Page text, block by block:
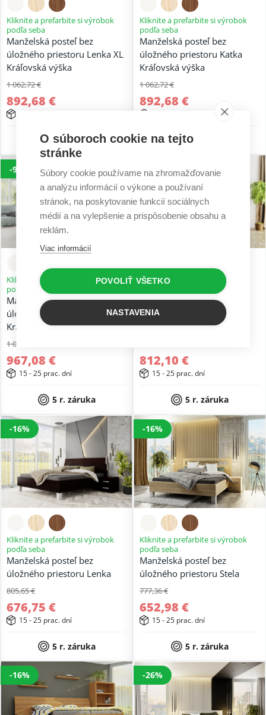
Kliknite a prefarbite si výrobok
podľa seba
Manželská posteľ bez
úložného priestoru Lenka XL
Kráľovská výška
1 062,72 €
892,68 €
5 r. záruka
Kliknite a prefarbite si výrobok
podľa seba
Manželská posteľ bez
úložného priestoru Katka
Kráľovská výška
1 062,72 €
892,68 €
5 r. záruka
-9%
Kliknite a prefarbite si výrobok
podľa seba
Manželská posteľ bez
úložného priestoru Danka
Kráľovská výška
1 062,72 €
967,08 €
15 - 25 prac. dní
5 r. záruka
-16%
Kliknite a prefarbite si výrobok
Manželská posteľ bez
úložného priestoru Stela
Kráľovská výška
812,10 €
15 - 25 prac. dní
5 r. záruka
-16%
Kliknite a prefarbite si výrobok
podľa seba
Manželská posteľ bez
úložného priestoru Lenka
805,65 €
676,75 €
15 - 25 prac. dní
5 r. záruka
-16%
Kliknite a prefarbite si výrobok
podľa seba
Manželská posteľ bez
úložného priestoru Stela
777,36 €
652,98 €
15 - 25 prac. dní
5 r. záruka
-16% -26%
O súboroch cookie na tejto
stránke
Súbory cookie používame na zhromažďovanie
a analýzu informácií o výkone a používaní
stránok, na poskytovanie funkcií sociálnych
médií a na vylepšenie a prispôsobenie obsahu a
reklám.
Viac informácií
POVOLIŤ VŠETKO
NASTAVENIA